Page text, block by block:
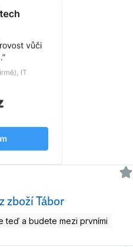
zboží Tábor
teď a budete mezi prvními